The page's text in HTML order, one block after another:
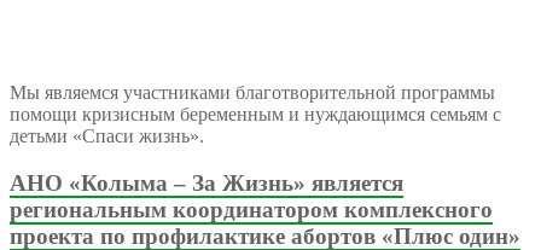
Мы являемся участниками благотворительной программы
помощи кризисным беременным и нуждающимся семьям с
детьми «Спаси жизнь».
АНО «Колыма – За Жизнь» является
региональным координатором комплексного
проекта по профилактике абортов «Плюс один»